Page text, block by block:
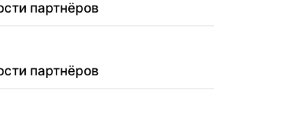
партнёров
партнёров